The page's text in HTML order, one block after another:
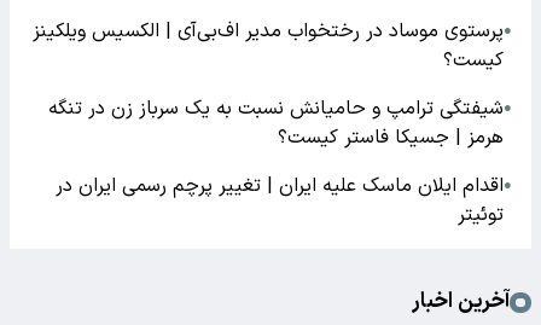
●پرستوی موساد در رختخواب مدیر اف‌بی‌آی | الکسیس ویلکینز
کیست؟
●شیفتگی ترامپ و حامیانش نسبت به یک سرباز زن در تنگه
هرمز | جسیکا فاستر کیست؟
●اقدام ایلان ماسک علیه ایران | تغییر پرچم رسمی ایران در
توئیتر
آخرین اخبار